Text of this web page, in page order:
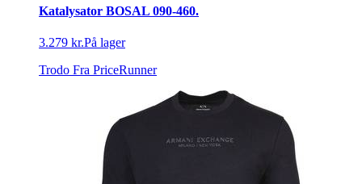
Katalysator BOSAL 090-460.
3.279 kr.På lager
Trodo Fra PriceRunner